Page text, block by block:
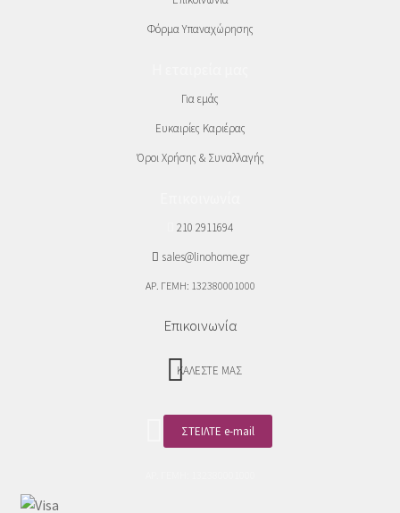
Φόρμα Υπαναχώρησης
Για εμάς
Ευκαιρίες Καριέρας
Όροι Χρήσης & Συναλλαγής
210 2911694
sales@linohome.gr
ΑΡ. ΓΕΜΗ: 132380001000
Επικοινωνία
ΚΑΛΕΣΤΕ ΜΑΣ
ΣΤΕΙΛΤΕ e-mail